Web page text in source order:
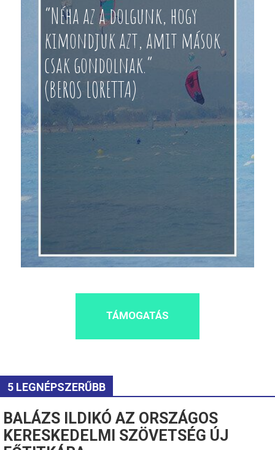
“Néha az a dolgunk, hogy
kimondjuk azt, amit mások
csak gondolnak.”
(BEROS LORETTA)
TÁMOGATÁS
5 LEGNÉPSZERŰBB
BALÁZS ILDIKÓ AZ ORSZÁGOS
KERESKEDELMI SZÖVETSÉG ÚJ